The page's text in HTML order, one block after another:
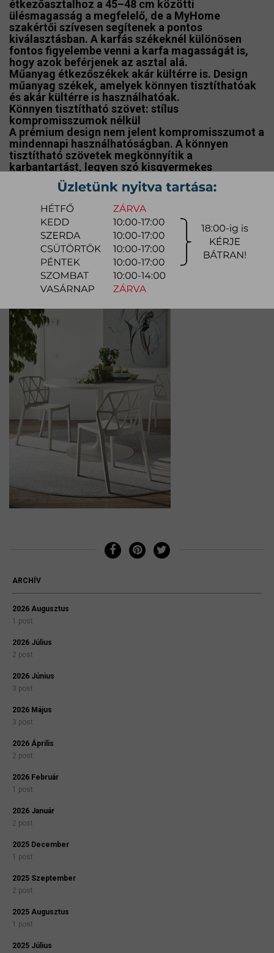
étkezőasztalhoz a 45–48 cm közötti
ülésmagasság a megfelelő, de a MyHome
szakértői szívesen segítenek a pontos
kiválasztásban. A karfás székeknél különösen
fontos figyelembe venni a karfa magasságát is,
hogy azok beférjenek az asztal alá.
Műanyag étkezőszékek akár kültérre is. Design
műanyag székek, amelyek könnyen tisztíthatóak
és akár kültérre is használhatóak.
Könnyen tisztítható szövet: stílus
kompromisszumok nélkül
A prémium design nem jelent kompromisszumot a
mindennapi használhatóságban. A könnyen
tisztítható szövetek megkönnyítik a
karbantartást, legyen szó kisgyermekes
családokról vagy intenzív vendégforgalomról. A
modern szövetek vízlepergető, folttaszító
tulajdonságai segítenek megőrizni a székek
újszerű megjelenését hosszú távon is. Exkluzívabb
megjelenéshez, bőrből is választhatóak az
étkezőszékek.
Műanyag design székek, amelyek könnyen
tisztíthatóak és akár kültérre is használható.
ARCHÍV
2026 Augusztus
1 post
2026 Július
2 post
2026 Június
3 post
2026 Május
3 post
2026 Április
2 post
2026 Február
1 post
2026 Január
2 post
2025 December
1 post
2025 Szeptember
2 post
2025 Augusztus
1 post
2025 Július